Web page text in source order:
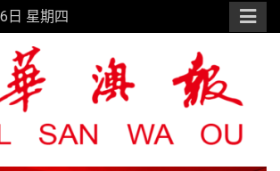
日 星期四